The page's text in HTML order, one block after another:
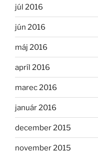
júl 2016
jún 2016
máj 2016
apríl 2016
marec 2016
január 2016
december 2015
november 2015